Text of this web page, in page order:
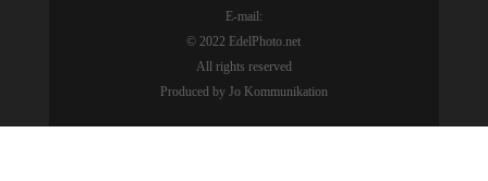
E-mail:
© 2022 EdelPhoto.net
All rights reserved
Produced by Jo Kommunikation